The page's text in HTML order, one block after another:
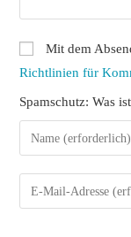
Mit dem
Richtlinien für
Spamschutz: Was
Gib
deinen
Namen
oder
Gib
deine